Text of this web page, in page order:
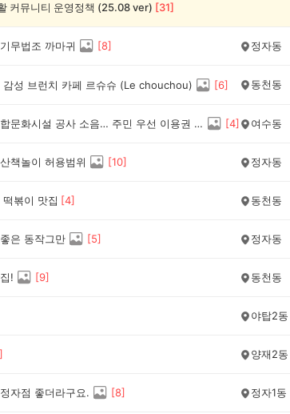
커뮤니티 운영정책 (25.08 ver) [31]
무법조 까마귀 [8] 정자동
감성 브런치 카페 르슈슈 (Le chouchou) [6] 동천동
여수동 복합문화시설 공사 소음… 주민 우선 이용권 보상, 어떻게 생각하세요? [4] 여수동
책놀이 허용범위 [10] 정자동
볶이 맛집 [4] 동천동
은 동작그만 [5] 정자동
! [9] 동천동
야탑2동
] 양재2동
자점 좋더라구요. [8] 정자1동